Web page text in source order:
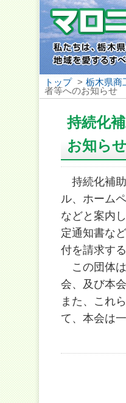
トップ > 栃木県商
者等へのお知らせ
持続化
お知らせ
持続化補助
ル、ホーム
などと案内
定通知書な
付を請求す
この団体は
会、及び本
また、これ
て、本会は